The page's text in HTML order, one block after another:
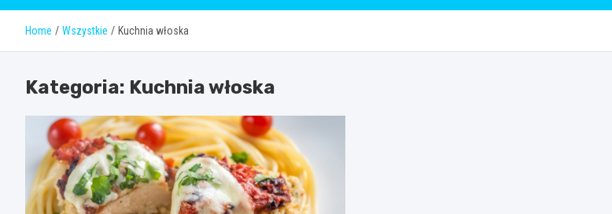
Home Wszystkie Kuchnia włoska
Kategoria: Kuchnia włoska